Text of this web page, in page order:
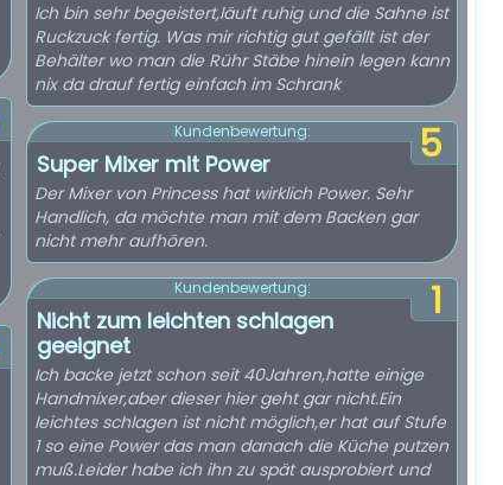
Ich bin sehr begeistert,läuft ruhig und die Sahne ist
Ruckzuck fertig. Was mir richtig gut gefällt ist der
Behälter wo man die Rühr Stäbe hinein legen kann
nix da drauf fertig einfach im Schrank
5
Kundenbewertung:
Super Mixer mit Power
Der Mixer von Princess hat wirklich Power. Sehr
Handlich, da möchte man mit dem Backen gar
nicht mehr aufhören.
1
Kundenbewertung:
Nicht zum leichten schlagen
geeignet
Ich backe jetzt schon seit 40Jahren,hatte einige
Handmixer,aber dieser hier geht gar nicht.Ein
leichtes schlagen ist nicht möglich,er hat auf Stufe
1 so eine Power das man danach die Küche putzen
muß.Leider habe ich ihn zu spät ausprobiert und